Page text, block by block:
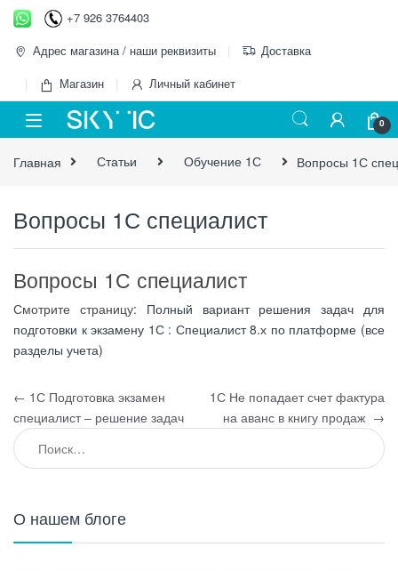
Перейти к навигации
перейти к содержанию
+7 926 3764403
Адрес магазина / наши реквизиты
Доставка
Магазин
Личный кабинет
0
Главная Статьи Обучение 1С Вопросы 1С
Вопросы 1С специалист
Вопросы 1С специалист
Смотрите страницу: Полный вариант решения задач для
подготовки к экзамену 1С : Специалист 8.х по платформе (все
разделы учета)
Навигация по записям
← 1С Подготовка экзамен
специалист – решение задач
1С Не попадает счет фактура
на аванс в книгу продаж →
Найти:
О нашем блоге